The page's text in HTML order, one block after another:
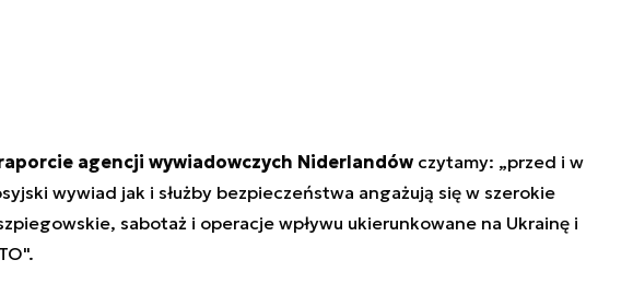
agencji wywiadowczych Niderlandów czytamy: „przed i w
wywiad jak i służby bezpieczeństwa angażują się w szerokie
sabotaż i operacje wpływu ukierunkowane na Ukrainę i